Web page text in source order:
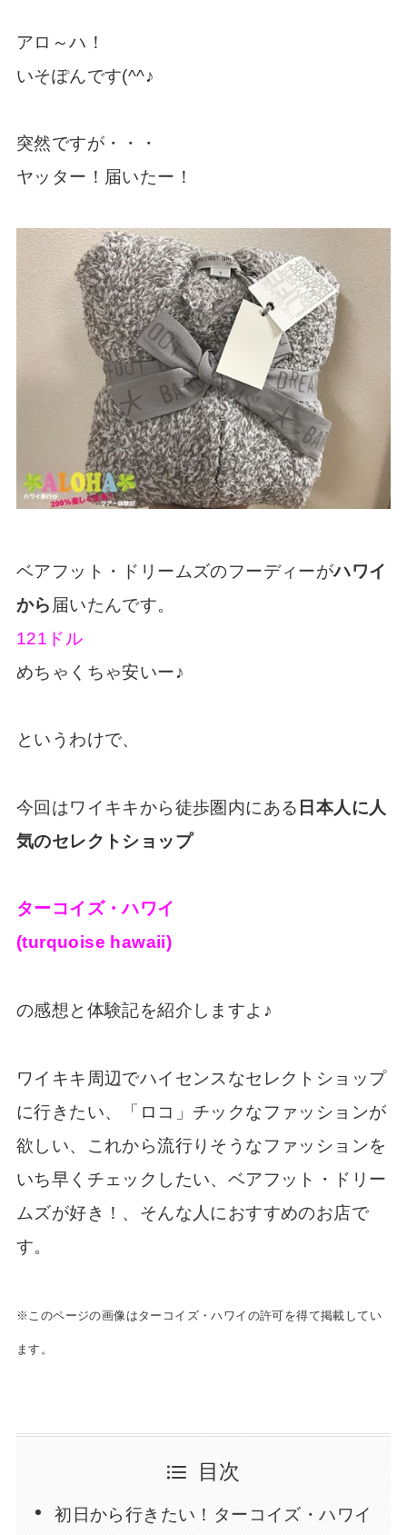
アロ～ハ！
いそぽんです(^^♪
突然ですが・・・
ヤッター！届いたー！
ベアフット・ドリームズのフーディーがハワイ
から 届いたんです。
121ドル
めちゃくちゃ安いー♪
というわけで、
今回はワイキキから徒歩圏内にある 日本人に人
気のセレクトショップ
ターコイズ・ハワイ
(turquoise hawaii)
の感想と体験記を紹介しますよ♪
ワイキキ周辺でハイセンスなセレクトショップ
に行きたい、「ロコ」チックなファッションが
欲しい、これから流行りそうなファッションを
いち早くチェックしたい、ベアフット・ドリー
ムズが好き！、そんな人におすすめのお店で
す。
※このページの画像はターコイズ・ハワイの許可を得て掲載してい
ます。
目次
初日から行きたい！ターコイズ・ハワイ